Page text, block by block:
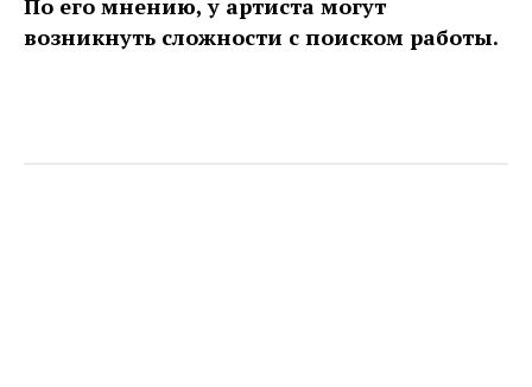
По его мнению, у артиста могут
возникнуть сложности с поиском работы.